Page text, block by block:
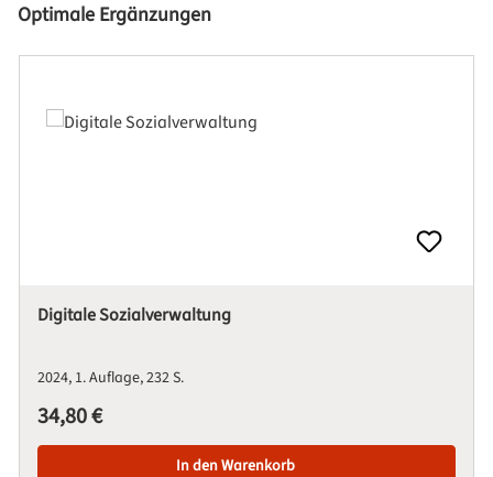
Produktgalerie überspringen
Optimale Ergänzungen
Digitale Sozialverwaltung
2024 1. Auflage232 S.
Regulärer Preis:
34,80 €
In den Warenkorb